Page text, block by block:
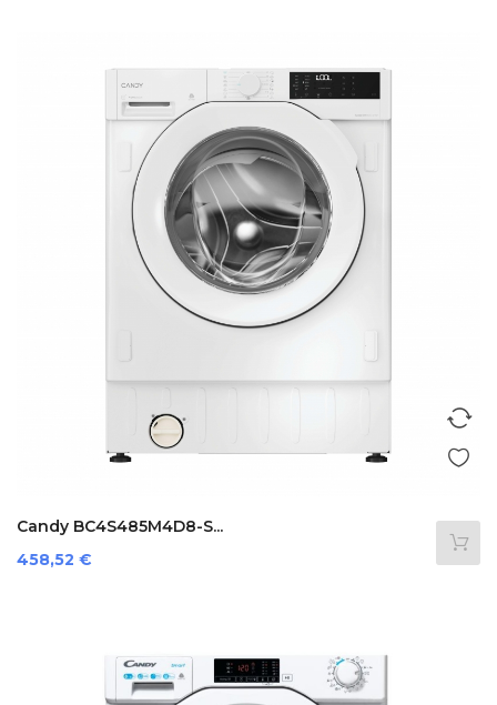
Candy BC4S485M4D8-S...
Precio
458,52 €